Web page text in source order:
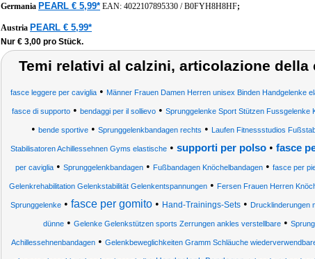
Germania PEARL € 5,99* EAN: 4022107895330 /B0FYH8H8HF;
Austria PEARL € 5,99*
Nur € 3,00 pro Stück.
Temi relativi al calzini, articolazione della
fasce leggere per caviglia• Männer Frauen Damen Herren unisex Binden Handgelenke
fasce di supporto• bendaggi per il sollievo• Sprunggelenke Sport Stützen Fussgelenke
• bende sportive • Sprunggelenkbandagen rechts • Laufen Fitnessstudios
Stabilisatoren Achillessehnen Gyms elastische• supporti per polso• fasce
per caviglia • Sprunggelenkbandagen • Fußbandagen Knöchelbandagen • fasce per
Gelenkrehabilitation Gelenkstabilität Gelenkentspannungen • Fersen Frauen Herren
Sprunggelenke• fasce per gomito• Hand-Trainings-Sets• Drucklinderungen
dünne• Gelenke Gelenkstützen sports Zerrungen ankles verstellbare•
Achillessehnenbandagen• Gelenkbeweglichkeiten Gramm Schläuche